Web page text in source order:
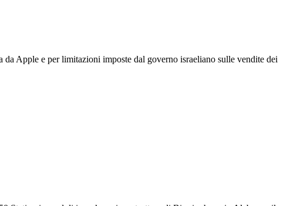
Apple e per limitazioni imposte dal governo israeliano sulle vendite dei